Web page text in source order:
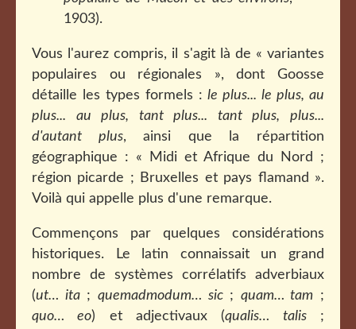
1903).
Vous l'aurez compris, il s'agit là de « variantes
populaires ou régionales », dont Goosse
détaille les types formels :le plus... le plus, au
plus... au plus, tant plus... tant plus, plus...
d'autant plus, ainsi que la répartition
géographique : « Midi et Afrique du Nord ;
région picarde ; Bruxelles et pays flamand ».
Voilà qui appelle plus d'une remarque.
Commençons par quelques considérations
historiques. Le latin connaissait un grand
nombre de systèmes corrélatifs adverbiaux
(ut… ita; quemadmodum… sic; quam… tam ;
quo… eo) et adjectivaux (qualis… talis;